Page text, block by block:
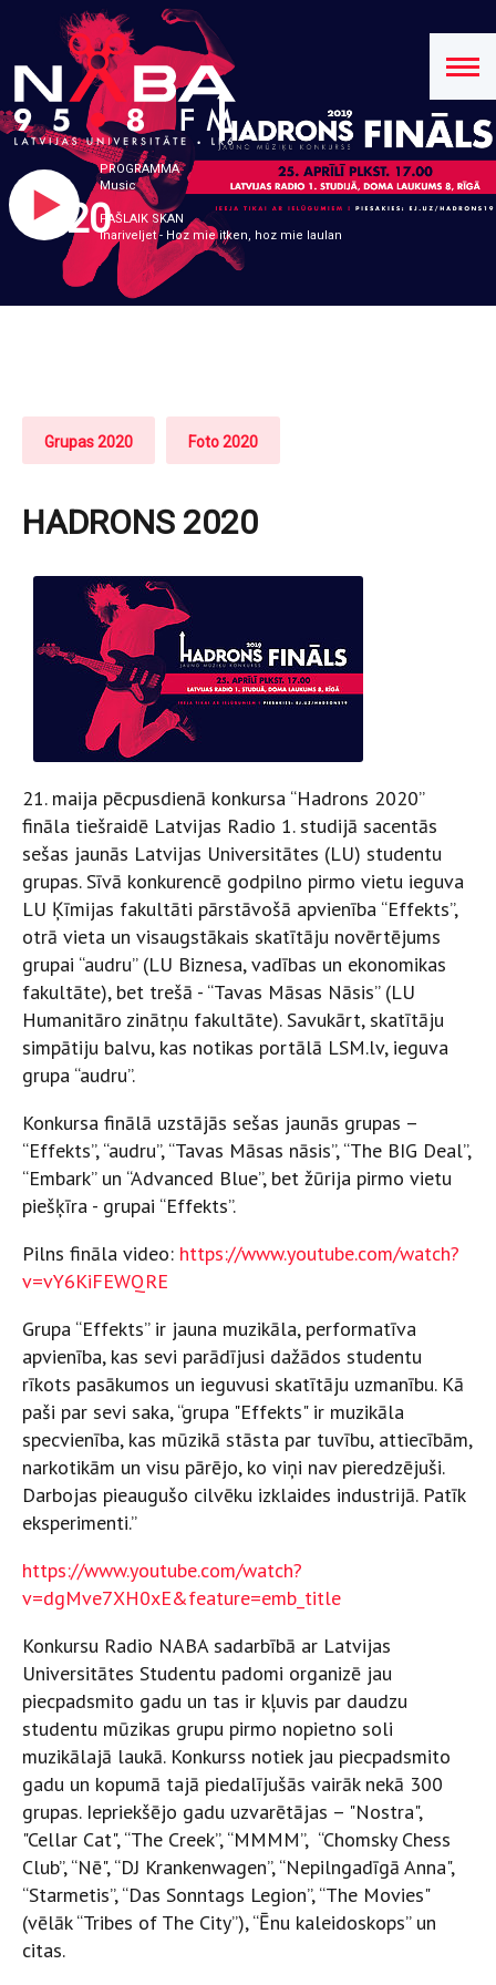
PROGRAMMA
Music
PAŠLAIK SKAN
Inariveljet - Hoz mie itken, hoz mie laulan
2020
Grupas 2020 Foto 2020
HADRONS 2020
21. maija pēcpusdienā konkursa “Hadrons 2020”
fināla tiešraidē Latvijas Radio 1. studijā sacentās
sešas jaunās Latvijas Universitātes (LU) studentu
grupas. Sīvā konkurencē godpilno pirmo vietu ieguva
LU Ķīmijas fakultāti pārstāvošā apvienība “Effekts”,
otrā vieta un visaugstākais skatītāju novērtējums
grupai “audru” (LU Biznesa, vadības un ekonomikas
fakultāte), bet trešā - “Tavas Māsas Nāsis” (LU
Humanitāro zinātņu fakultāte). Savukārt, skatītāju
simpātiju balvu, kas notikas portālā LSM.lv, ieguva
grupa “audru”.
Konkursa finālā uzstājās sešas jaunās grupas –
“Effekts”, “audru”, “Tavas Māsas nāsis”, “The BIG Deal”,
“Embark” un “Advanced Blue”, bet žūrija pirmo vietu
piešķīra - grupai “Effekts”.
Pilns fināla video: https://www.youtube.com/watch?
v=vY6KiFEWQRE
Grupa “Effekts” ir jauna muzikāla, performatīva
apvienība, kas sevi parādījusi dažādos studentu
rīkots pasākumos un ieguvusi skatītāju uzmanību. Kā
paši par sevi saka, “grupa "Effekts" ir muzikāla
specvienība, kas mūzikā stāsta par tuvību, attiecībām,
narkotikām un visu pārējo, ko viņi nav pieredzējuši.
Darbojas pieaugušo cilvēku izklaides industrijā. Patīk
eksperimenti.”
https://www.youtube.com/watch?
v=dgMve7XH0xE&feature=emb_title
Konkursu Radio NABA sadarbībā ar Latvijas
Universitātes Studentu padomi organizē jau
piecpadsmito gadu un tas ir kļuvis par daudzu
studentu mūzikas grupu pirmo nopietno soli
muzikālajā laukā. Konkurss notiek jau piecpadsmito
gadu un kopumā tajā piedalījušās vairāk nekā 300
grupas. Iepriekšējo gadu uzvarētājas – "Nostra",
"Cellar Cat", “The Creek”, “MMMM”, “Chomsky Chess
Club”, “Nē", “DJ Krankenwagen”, “Nepilngadīgā Anna",
“Starmetis”, “Das Sonntags Legion”, “The Movies"
(vēlāk “Tribes of The City”), “Ēnu kaleidoskops” un
citas.